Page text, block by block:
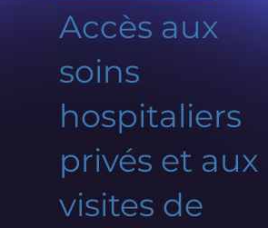
Accès aux
soins
hospitaliers
privés et aux
visites de